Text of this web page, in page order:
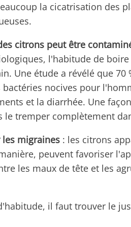
la cicatrisation des
citrons peut être
l'habitude de
Une étude a révélé que
bactéries nocives pour
et la diarrhée. Une
le tremper complètement
les migraines : les citrons
peuvent favoriser
les maux de tête et les
il faut trouver le